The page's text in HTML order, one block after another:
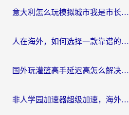
意大利怎么玩模拟城市我是市长？海外党国服游戏加速终极攻略（附三国3量子特攻解决办法）
人在海外，如何选择一款靠谱的玩剑灵2加速器？
国外玩灌篮高手延迟高怎么解决？海外玩家国服游戏加速终极指南
非人学园加速器超级加速，海外玩家重返国服的通行证